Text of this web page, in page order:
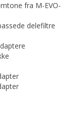
fra M-EVO-
delefiltre